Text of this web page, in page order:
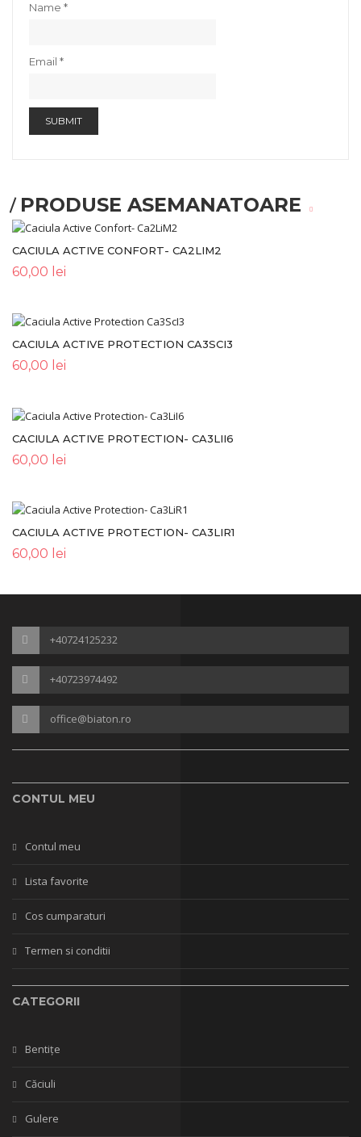
Name *
Email *
PRODUSE ASEMANATOARE
CACIULA ACTIVE CONFORT- CA2LIM2
60,00 lei
CACIULA ACTIVE PROTECTION CA3SCI3
60,00 lei
CACIULA ACTIVE PROTECTION- CA3LII6
60,00 lei
CACIULA ACTIVE PROTECTION- CA3LIR1
60,00 lei
+40724125232
+40723974492
office@biaton.ro
CONTUL MEU
Contul meu
Lista favorite
Cos cumparaturi
Termen si conditii
CATEGORII
Bentițe
Căciuli
Gulere